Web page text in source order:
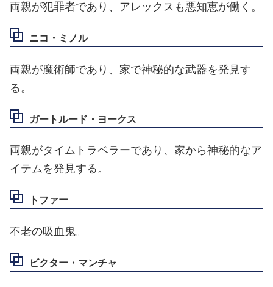
両親が犯罪者であり、アレックスも悪知恵が働く。
ニコ・ミノル
両親が魔術師であり、家で神秘的な武器を発見す
る。
ガートルード・ヨークス
両親がタイムトラベラーであり、家から神秘的なア
イテムを発見する。
トファー
不老の吸血鬼。
ビクター・マンチャ